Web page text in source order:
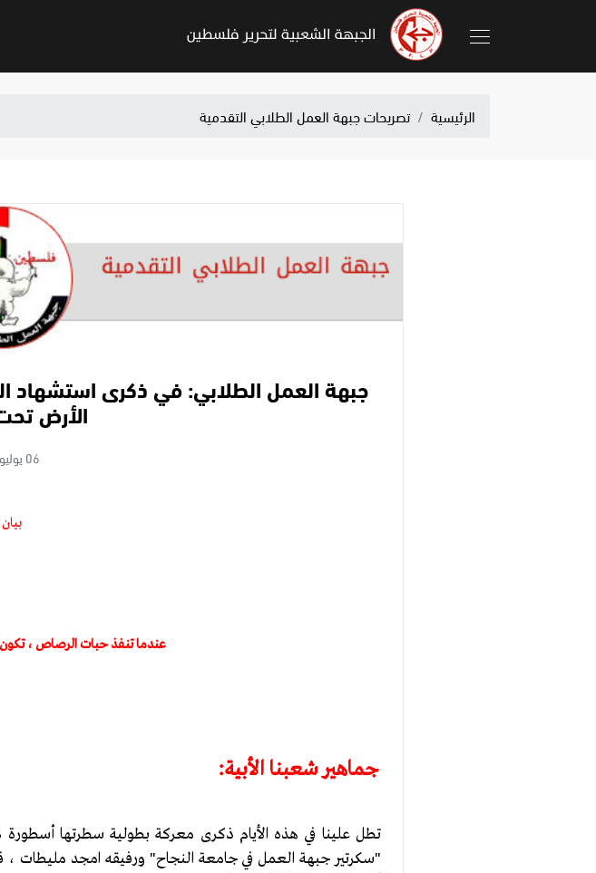
الرئيسية تصريحات جبهة العمل الطلابي التقدمية
جبهة العمل الطلابي: في ذكرى استشهاد
الأرض
06 يوليو 2014 | 10:43
عندما تنفذ حبات الرصاص ،
جماهير شعبنا الأبية:
تطل علينا في هذه الأيام ذكرى معركة بطولية سطرتها أسطورة
"سكرتير جبهة العمل في جامعة النجاح" ورفيقه امجد مليطات ،